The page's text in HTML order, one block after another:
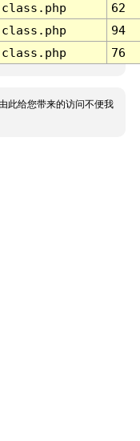
62
94
76
此给您带来的访问不便我